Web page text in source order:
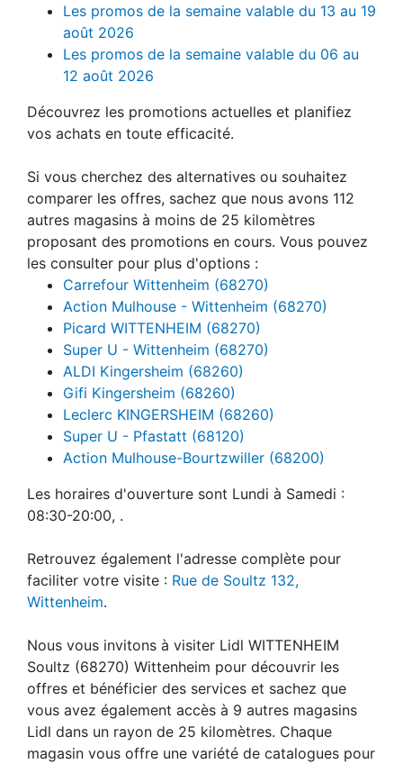
Les promos de la semaine valable du 13 au 19
août 2026
Les promos de la semaine valable du 06 au
12 août 2026
Découvrez les promotions actuelles et planifiez
vos achats en toute efficacité.
Si vous cherchez des alternatives ou souhaitez
comparer les offres, sachez que nous avons 112
autres magasins à moins de 25 kilomètres
proposant des promotions en cours. Vous pouvez
les consulter pour plus d'options :
Carrefour Wittenheim (68270)
Action Mulhouse - Wittenheim (68270)
Picard WITTENHEIM (68270)
Super U - Wittenheim (68270)
ALDI Kingersheim (68260)
Gifi Kingersheim (68260)
Leclerc KINGERSHEIM (68260)
Super U - Pfastatt (68120)
Action Mulhouse-Bourtzwiller (68200)
Les horaires d'ouverture sont Lundi à Samedi :
08:30-20:00, .
Retrouvez également l'adresse complète pour
faciliter votre visite : Rue de Soultz 132,
Wittenheim.
Nous vous invitons à visiter Lidl WITTENHEIM
Soultz (68270) Wittenheim pour découvrir les
offres et bénéficier des services et sachez que
vous avez également accès à 9 autres magasins
Lidl dans un rayon de 25 kilomètres. Chaque
magasin vous offre une variété de catalogues pour